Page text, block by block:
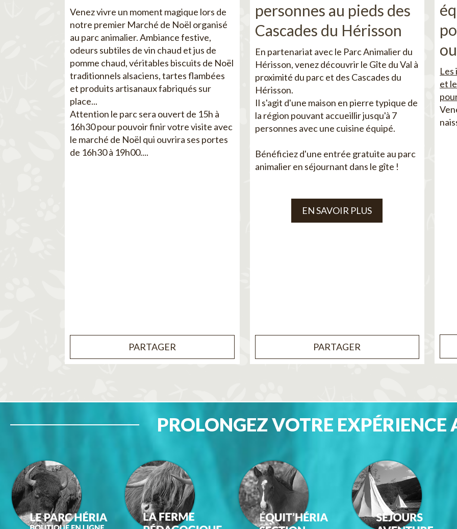
Venez vivre un moment magique lors de
notre premier Marché de Noël organisé
au parc animalier. Ambiance festive,
odeurs subtiles de vin chaud et jus de
pomme chaud, véritables biscuits de Noël
traditionnels alsaciens, tartes flambées
et produits artisanaux fabriqués sur
place...
Attention le parc sera ouvert de 15h à
16h30 pour pouvoir finir votre visite avec
le marché de Noël qui ouvrira ses portes
de 16h30 à 19h00....
PARTAGER
personnes au pieds des
Cascades du Hérisson
En partenariat avec le Parc Animalier du
Hérisson, venez découvrir le Gîte du Val à
proximité du parc et des Cascades du
Hérisson.
Il s'agit d'une maison en pierre typique de
la région pouvant accueillir jusqu'à 7
personnes avec une cuisine équipé.
Bénéficiez d'une entrée gratuite au parc
animalier en séjournant dans le gîte !
EN SAVOIR PLUS
PARTAGER
Les
et
PROLONGEZ VOTRE EXPÉRIENCE